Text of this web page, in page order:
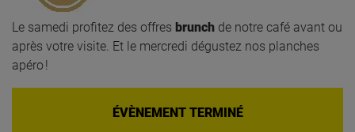
Le samedi profitez des offres brunch de notre café avant ou
après votre visite. Et le mercredi dégustez nos planches
apéro !
ÉVÈNEMENT TERMINÉ